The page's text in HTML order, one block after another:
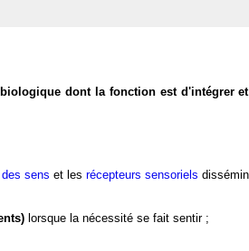
dont la fonction est d'intégrer
sens et les récepteurs sensoriels
lorsque la nécessité se fait sentir ;